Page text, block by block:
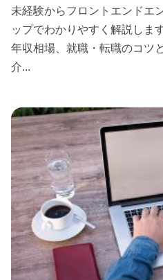
未経験からフロントエンドエ
ップでわかりやすく解説しま
年収相場、就職・転職のコツ
介...